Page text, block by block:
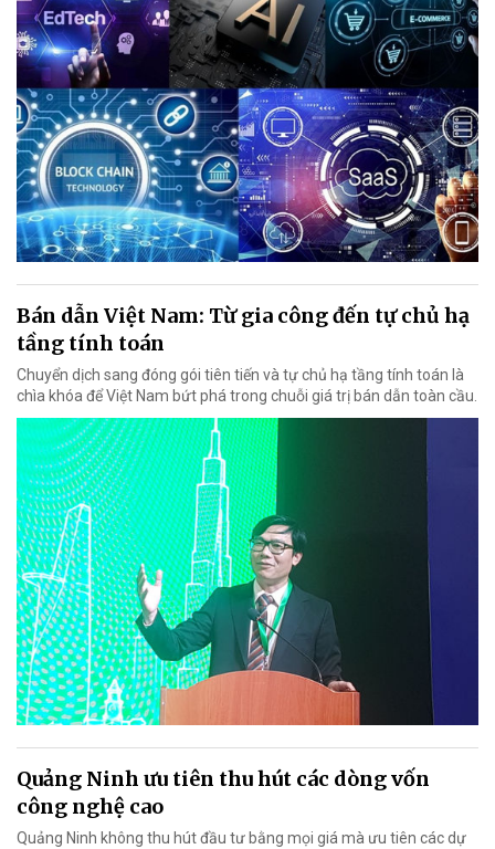
Bán dẫn Việt Nam: Từ gia công đến tự chủ hạ
tầng tính toán
Chuyển dịch sang đóng gói tiên tiến và tự chủ hạ tầng tính toán là
chìa khóa để Việt Nam bứt phá trong chuỗi giá trị bán dẫn toàn cầu.
Quảng Ninh ưu tiên thu hút các dòng vốn
công nghệ cao
Quảng Ninh không thu hút đầu tư bằng mọi giá mà ưu tiên các dự